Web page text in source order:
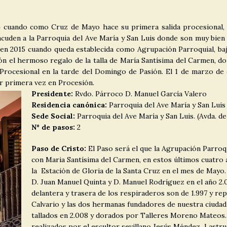
Solemne Función, Triduo y Besamanos en Honor
del Carmen 2026 CULTOS
] Información cuota extraordinaria NOTICIAS
como Cruz de Mayo hace su primera salida
a la Parroquia del Ave María y San Luis donde son muy
2015 cuando queda establecida como Agrupación Parroquial,
el hermoso regalo de la talla de María Santísima del Carmen,
en la tarde del Domingo de Pasión. El 1 de marzo
primera vez en Procesión.
Presidente: Rvdo. Párroco D. Manuel García Valero
Residencia canónica: Parroquia del Ave María y San Luis
Sede Social: Parroquia del Ave María y San Luis. (Avda.
Nº de pasos: 2
Paso de Cristo: El Paso será el que la Agrupación
con Maria Santísima del Carmen, en estos últimos
la Estación de Gloria de la Santa Cruz en el mes de
D. Juan Manuel Quinta y D. Manuel Rodríguez en el año
delantera y trasera de los respiraderos son de 1.997 y
Calvario y las dos hermanas fundadores de nuestra
tallados en 2.008 y dorados por Talleres Moreno